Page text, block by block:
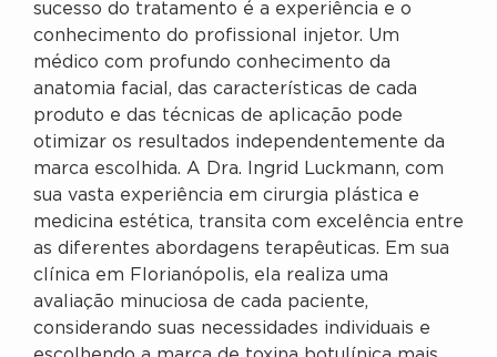
sucesso do tratamento é a experiência e o
conhecimento do profissional injetor. Um
médico com profundo conhecimento da
anatomia facial, das características de cada
produto e das técnicas de aplicação pode
otimizar os resultados independentemente da
marca escolhida. A Dra. Ingrid Luckmann, com
sua vasta experiência em cirurgia plástica e
medicina estética, transita com excelência entre
as diferentes abordagens terapêuticas. Em sua
clínica em Florianópolis, ela realiza uma
avaliação minuciosa de cada paciente,
considerando suas necessidades individuais e